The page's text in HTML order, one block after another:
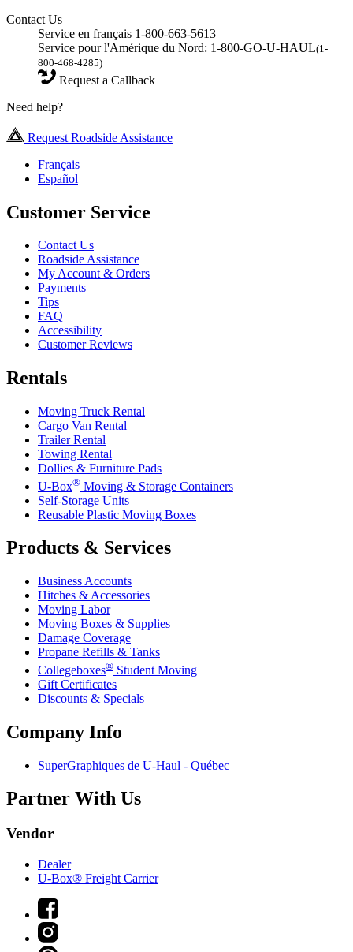
Contact Us
Service en français 1-800-663-5613
Service pour l'Amérique du Nord: 1-800-GO-U-HAUL(1-
800-468-4285)
Request a Callback
Need help?
Request Roadside Assistance
Français
Español
Customer Service
Contact Us
Roadside Assistance
My Account & Orders
Payments
Tips
FAQ
Accessibility
Customer Reviews
Rentals
Moving Truck Rental
Cargo Van Rental
Trailer Rental
Towing Rental
Dollies & Furniture Pads
U-Box® Moving & Storage Containers
Self-Storage Units
Reusable Plastic Moving Boxes
Products & Services
Business Accounts
Hitches & Accessories
Moving Labor
Moving Boxes & Supplies
Damage Coverage
Propane Refills & Tanks
Collegeboxes® Student Moving
Gift Certificates
Discounts & Specials
Company Info
SuperGraphiques de U-Haul - Québec
Partner With Us
Vendor
Dealer
U-Box® Freight Carrier